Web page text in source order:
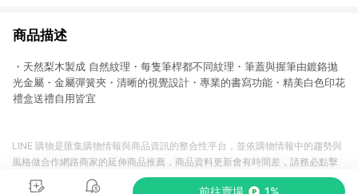
商品描述
・天然梨木製成 自然紋理・每隻筆桿都不同紋理・筆蓋與握筆由鍍鉻拋
光金屬・金屬彈簧夾・清晰的視覺設計・專業的書寫功能・精美白色印花
禮盒送禮自用皆宜
前往賣場 1%
LINE 購物是匯集購物情報與商品資訊的整合性平台，並依購物情報中的趨勢與
風格做合作網路商家的延伸商品推薦，商品資料更新會有時間差，請務必點擊
商品至各合作網路商家，確認現售價與購物條件，一切資訊以合作廠商網頁為